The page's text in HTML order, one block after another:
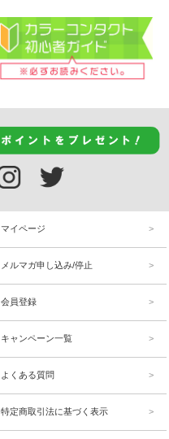
マイページ
メルマガ申し込み/停止
会員登録
キャンペーン一覧
よくある質問
特定商取引法に基づく表示